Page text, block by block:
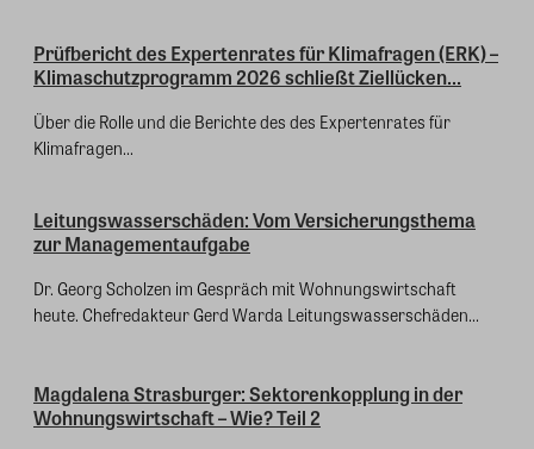
Prüfbericht des Expertenrates für Klimafragen (ERK) –
Klimaschutzprogramm 2026 schließt Ziellücken...
Über die Rolle und die Berichte des des Expertenrates für
Klimafragen...
Leitungswasserschäden: Vom Versicherungsthema
zur Managementaufgabe
Dr. Georg Scholzen im Gespräch mit Wohnungswirtschaft
heute. Chefredakteur Gerd Warda Leitungswasserschäden...
Magdalena Strasburger: Sektorenkopplung in der
Wohnungswirtschaft – Wie? Teil 2